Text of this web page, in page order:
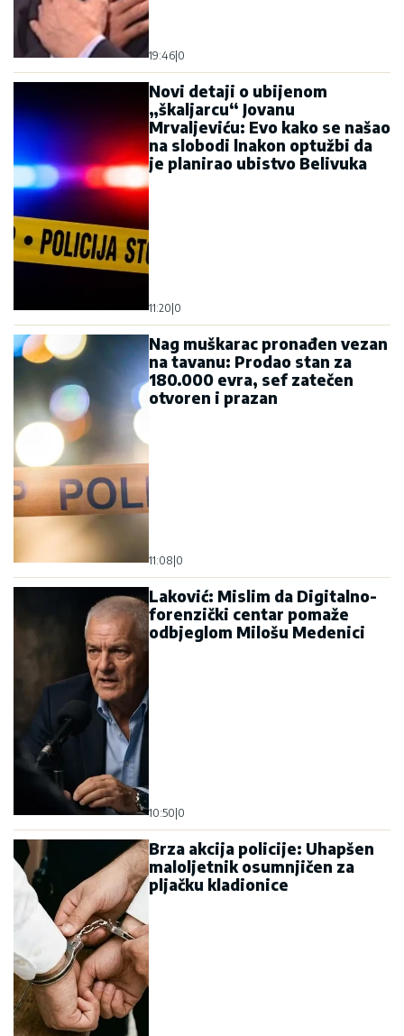
19:46|0
Novi detaji o ubijenom
„škaljarcu“ Jovanu
Mrvaljeviću: Evo kako se našao
na slobodi lnakon optužbi da
je planirao ubistvo Belivuka
11:20|0
Nag muškarac pronađen vezan
na tavanu: Prodao stan za
180.000 evra, sef zatečen
otvoren i prazan
11:08|0
Laković: Mislim da Digitalno-
forenzički centar pomaže
odbjeglom Milošu Medenici
10:50|0
Brza akcija policije: Uhapšen
maloljetnik osumnjičen za
pljačku kladionice